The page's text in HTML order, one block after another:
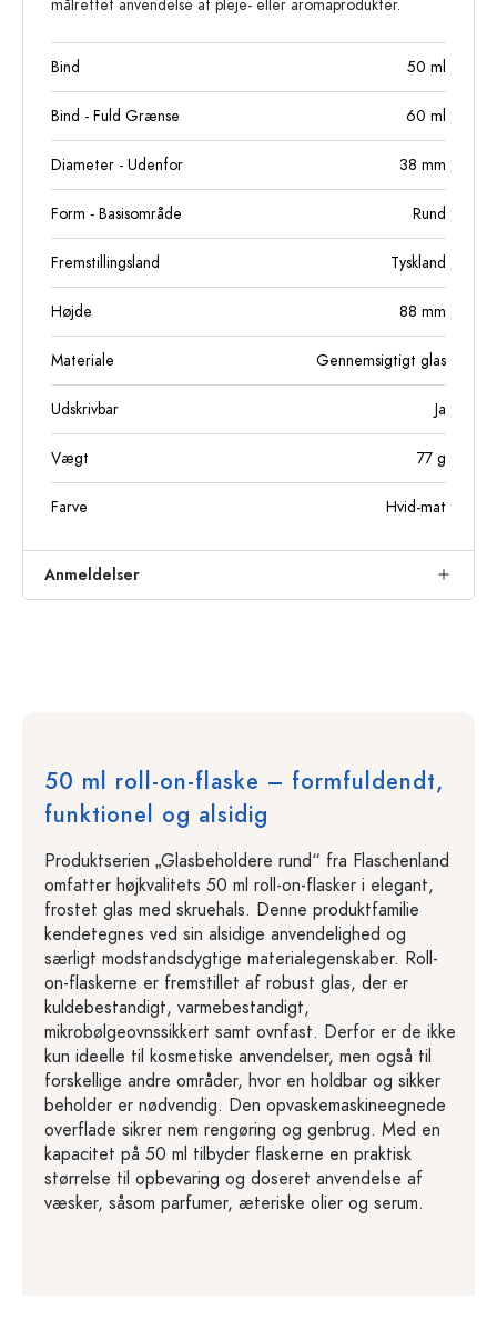
målrettet anvendelse af pleje- eller aromaprodukter.
Bind 50 ml
Bind - Fuld Grænse 60 ml
Diameter - Udenfor 38 mm
Form - Basisområde Rund
Fremstillingsland Tyskland
Højde 88 mm
Materiale Gennemsigtigt glas
Udskrivbar Ja
Vægt 77 g
Farve Hvid-mat
Anmeldelser
50 ml roll-on-flaske – formfuldendt,
funktionel og alsidig
Produktserien „Glasbeholdere rund“ fra Flaschenland
omfatter højkvalitets 50 ml roll-on-flasker i elegant,
frostet glas med skruehals. Denne produktfamilie
kendetegnes ved sin alsidige anvendelighed og
særligt modstandsdygtige materialegenskaber. Roll-
on-flaskerne er fremstillet af robust glas, der er
kuldebestandigt, varmebestandigt,
mikrobølgeovnssikkert samt ovnfast. Derfor er de ikke
kun ideelle til kosmetiske anvendelser, men også til
forskellige andre områder, hvor en holdbar og sikker
beholder er nødvendig. Den opvaskemaskineegnede
overflade sikrer nem rengøring og genbrug. Med en
kapacitet på 50 ml tilbyder flaskerne en praktisk
størrelse til opbevaring og doseret anvendelse af
væsker, såsom parfumer, æteriske olier og serum.